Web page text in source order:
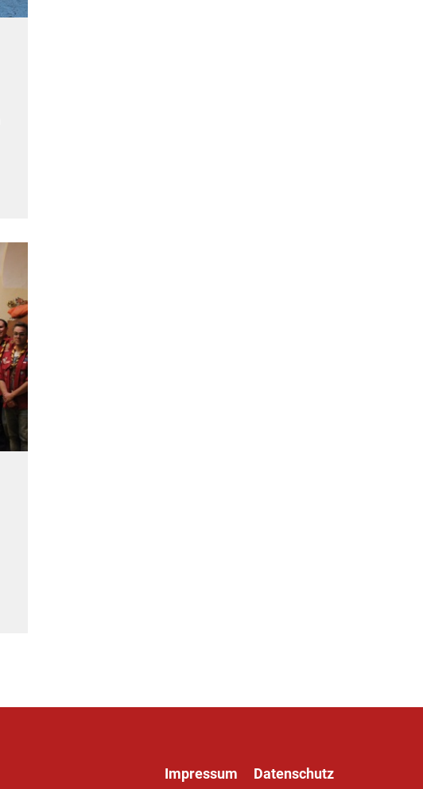
Impressum Datenschutz